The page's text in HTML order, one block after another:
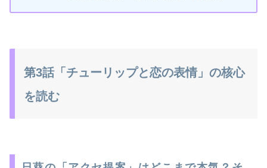
第3話「チューリップと恋の表情」の核心
を読む